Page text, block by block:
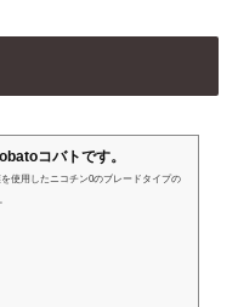
コバトです。
使用したニコチン0のブレードタイプの